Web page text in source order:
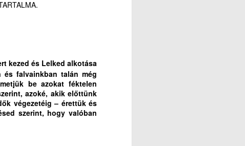
kezed és Lelked alkotása
falvainkban talán még
be azokat féktelen
azoké, akik előttünk
végezetéig – érettük és
szerint, hogy valóban